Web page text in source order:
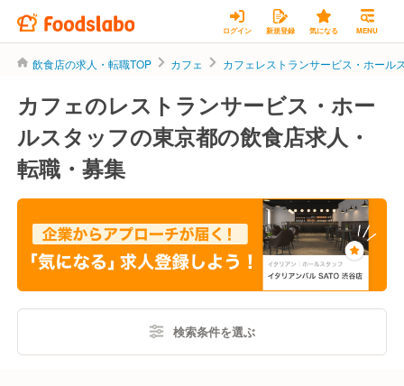
ログイン 新規登録 気になる MENU
飲食店の求人・転職TOP カフェ カフェレストランサービス・ホール
カフェのレストランサービス・ホー
ルスタッフの東京都の飲食店求人・
転職・募集
検索条件を選ぶ